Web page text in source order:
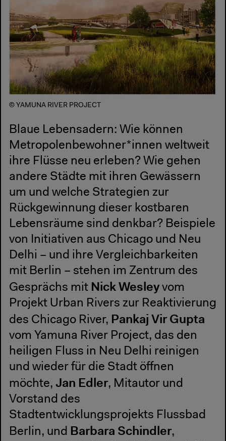
© YAMUNA RIVER PROJECT
Blaue Lebensadern: Wie können
Metropolenbewohner*innen weltweit
ihre Flüsse neu erleben? Wie gehen
andere Städte mit ihren Gewässern
um und welche Strategien zur
Rückgewinnung dieser kostbaren
Lebensräume sind denkbar? Beispiele
von Initiativen aus Chicago und Neu
Delhi – und ihre Vergleichbarkeiten
mit Berlin – stehen im Zentrum des
Gesprächs mit Nick Wesley vom
Projekt Urban Rivers zur Reaktivierung
des Chicago River, Pankaj Vir Gupta
vom Yamuna River Project, das den
heiligen Fluss in Neu Delhi reinigen
und wieder für die Stadt öffnen
möchte, Jan Edler, Mitautor und
Vorstand des
Stadtentwicklungsprojekts Flussbad
Berlin, und Barbara Schindler,